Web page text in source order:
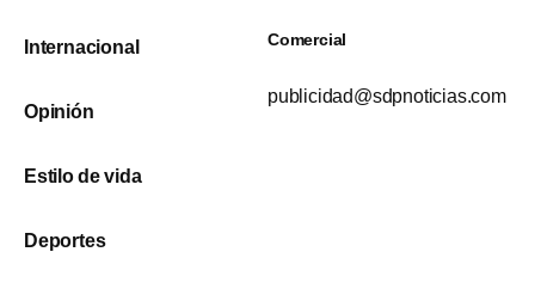
Internacional
Opinión
Estilo de vida
Deportes
Comercial
publicidad@sdpnoticias.com